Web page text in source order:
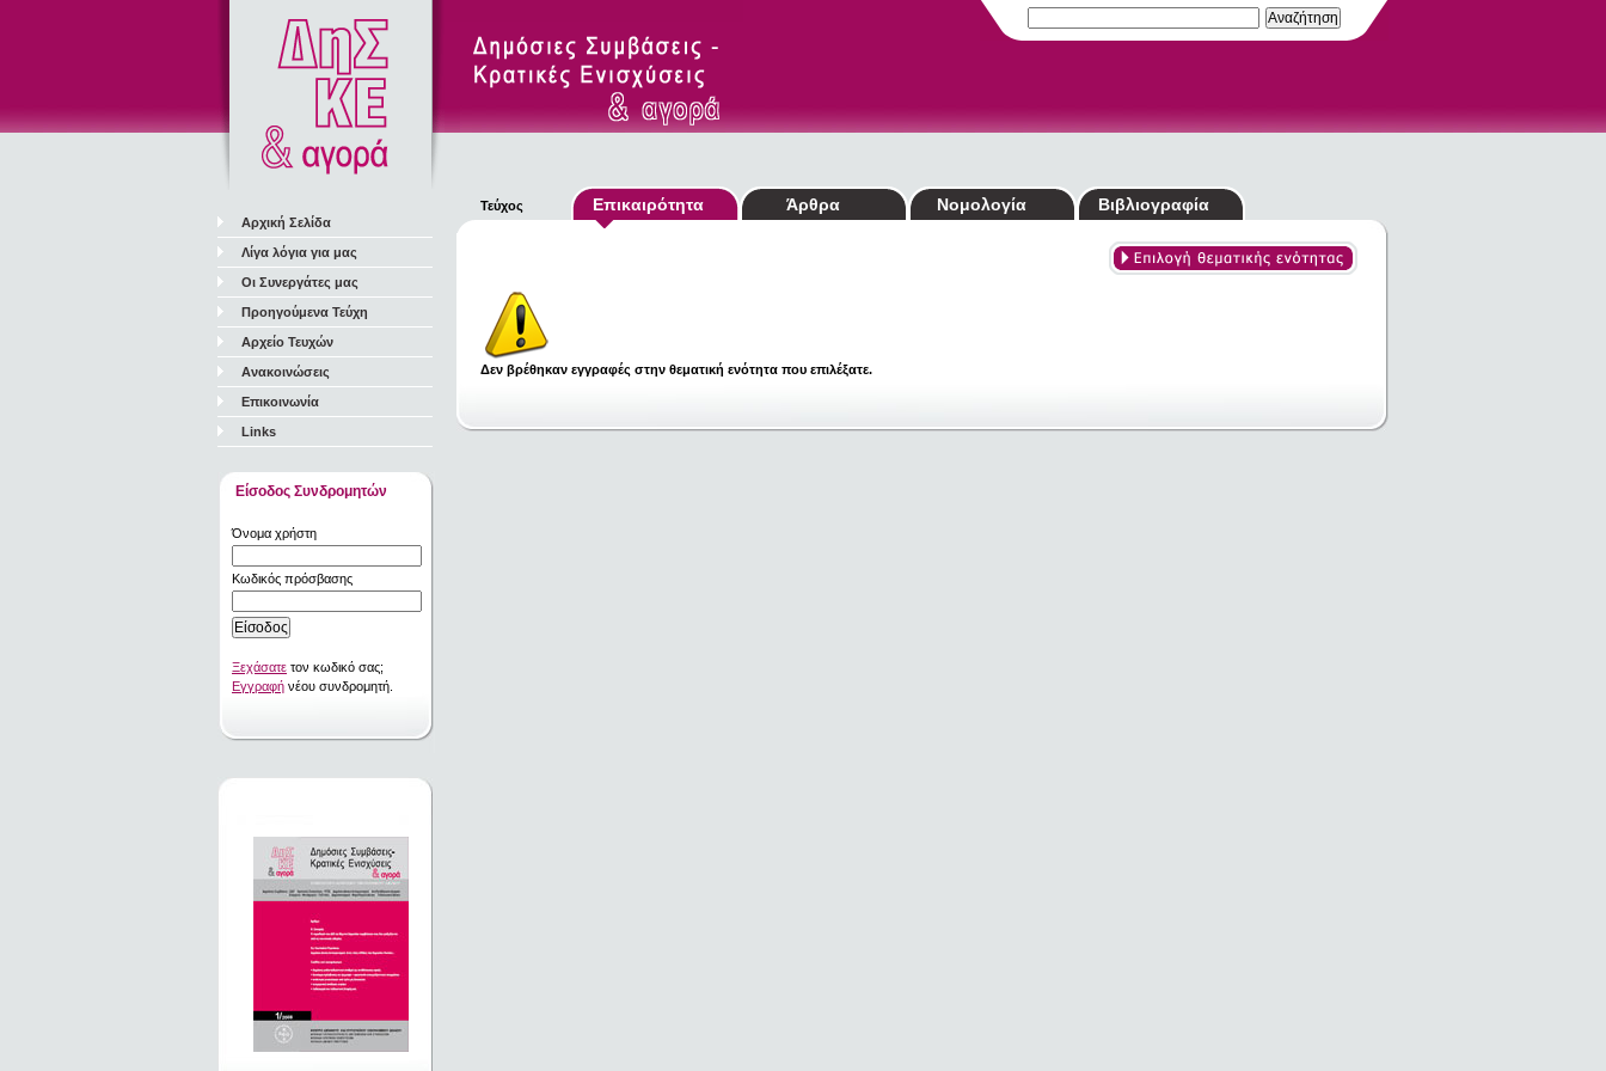
Αρχική Σελίδα
Λίγα λόγια για μας
Οι Συνεργάτες μας
Προηγούμενα Τεύχη
Αρχείο Τευχών
Ανακοινώσεις
Επικοινωνία
Links
Είσοδος Συνδρομητών
Όνομα χρήστη
Κωδικός πρόσβασης
Ξεχάσατε τον κωδικό σας;
Εγγραφή νέου συνδρομητή.
Τεύχος Επικαιρότητα Άρθρα Νομολογία Βιβλιογραφία
Δεν βρέθηκαν εγγραφές στην θεματική ενότητα που επιλέξατε.